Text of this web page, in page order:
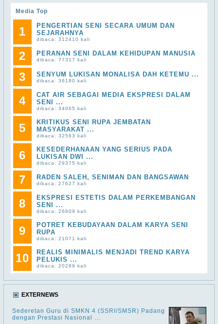
Media Top
1
PENGERTIAN SENI SECARA UMUM DAN
SEJARAHNYA
dibaca: 312410 kali
2 PERANAN SENI DALAM KEHIDUPAN MANUSIA
dibaca: 77317 kali
3 SENYUM LUKISAN MONALISA DAH KETEMU ...
dibaca: 36180 kali
4
CAT AIR SEBAGAI MEDIA EKSPRESI DALAM
SENI ...
dibaca: 34065 kali
5
KRITIKUS SENI RUPA JEMBATAN
MASYARAKAT ...
dibaca: 32563 kali
6
KESEDERHANAAN YANG SERIUS PADA
LUKISAN DWI ...
dibaca: 29375 kali
7 RADEN SALEH, SENIMAN DAN BANGSAWAN
dibaca: 27627 kali
8
EKSPRESI ESTETIS DALAM PERKEMBANGAN
SENI ...
dibaca: 26609 kali
9
POTRET KEBUDAYAAN DALAM KARYA SENI
RUPA
dibaca: 21071 kali
10
REALIS MINIMALIS MENJADI TREND KARYA
PELUKIS ...
dibaca: 20289 kali
EXTERNEWS
Sederetan Guru di SMKN 4 (SSRI/SMSR) Padang
dengan Prestasi Nasional ...